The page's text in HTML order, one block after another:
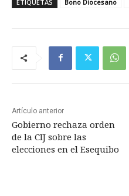
ETIQUETAS Bono Diocesano
Artículo anterior
Gobierno rechaza orden
de la CIJ sobre las
elecciones en el Esequibo